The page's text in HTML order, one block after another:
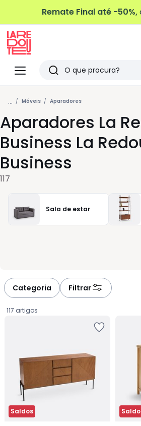
Remate Final até -50%,
Menu
Redoute
Pesquisar
Últimos
artigos
vistos
... Móveis Aparadores
Aparadores La
Business La
Business
117
Sala de estar
Categoria Filtrar
117 artigos
Saldos